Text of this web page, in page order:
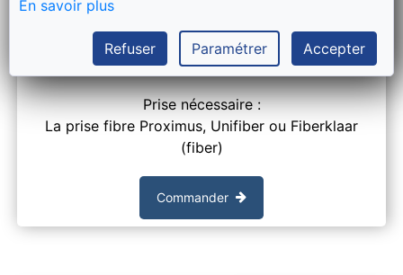
Délais moyen actuel de Scarlet :
7 jours ouvrables
Prise nécessaire :
La prise fibre Proximus, Unifiber ou Fiberklaar
(fiber)
Commander
En savoir plus
Refuser Paramétrer Accepter